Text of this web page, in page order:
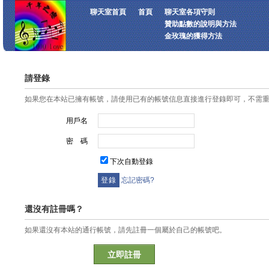
聊天室首頁 首頁
聊天室各項守則
贊助點數的說明與方法
金玫瑰的獲得方法
請登錄
如果您在本站已擁有帳號，請使用已有的帳號信息直接進行登錄即可，不需
用戶名
密 碼
下次自動登錄
忘記密碼?
還沒有註冊嗎？
如果還沒有本站的通行帳號，請先註冊一個屬於自己的帳號吧。
立即註冊